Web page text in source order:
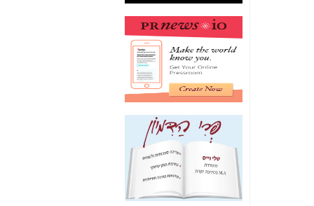
האם ביבי כשר
תקשורת עזר לקב'
בזק? -כאן
מה מקור ה-Fake
News שהביא לתפירת
תיק לביבי והעלמת
החשודים הנכונים -כאן
אחת הרגליים של "תיק
4000 התפור"
התמוטטה היום
בניצחון (כפול) של בזק
-
כאן
איך כתבות מפנקות